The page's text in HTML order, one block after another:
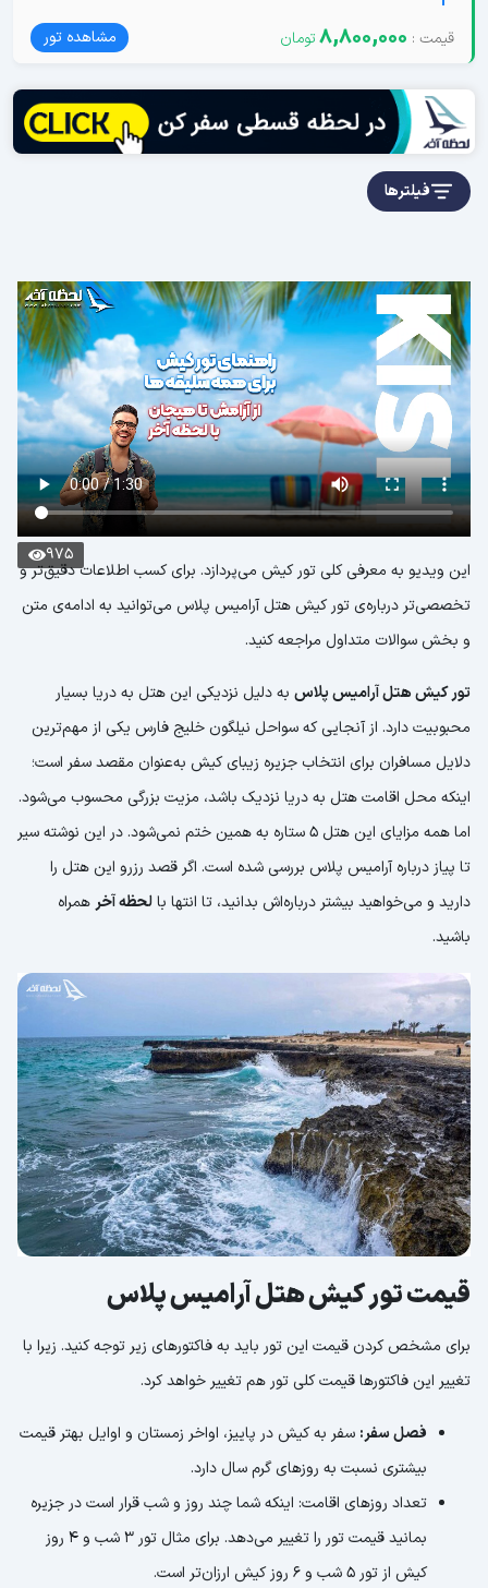
8,800,000 مشاهده تور
فیلترها
975
این ویدیو به معرفی کلی تور کیش می‌پردازد. برای کسب اطلاعات دقیق‌تر و
تخصصی‌تر درباره‌ی تور کیش هتل آرامیس پلاس می‌توانید به ادامه‌ی متن
و بخش سوالات متداول مراجعه کنید.
تور کیش هتل آرامیس پلاس به دلیل نزدیکی این هتل به دریا بسیار
محبوبیت دارد. از آنجایی که سواحل نیلگون خلیج فارس یکی از مهم‌ترین
دلایل مسافران برای انتخاب جزیره زیبای کیش به‌عنوان مقصد سفر است؛
اینکه محل اقامت هتل به دریا نزدیک باشد، مزیت بزرگی محسوب می‌شود.
اما همه مزایای این هتل 5 ستاره به همین ختم نمی‌شود. در این نوشته سیر
تا پیاز درباره آرامیس پلاس بررسی شده است. اگر قصد رزرو این هتل را
دارید و می‌خواهید بیشتر درباره‌اش بدانید، تا انتها بالحظه آخرهمراه
باشید.
قیمت تور کیش هتل آرامیس پلاس
برای مشخص کردن قیمت این تور باید به فاکتورهای زیر توجه کنید. زیرا با
تغییر این فاکتورها قیمت کلی تور هم تغییر خواهد کرد.
فصل سفر: سفر به کیش در پاییز، اواخر زمستان و اوایل بهتر قیمت
بیشتری نسبت به روزهای گرم سال دارد.
تعداد روزهای اقامت: اینکه شما چند روز و شب قرار است در جزیره
بمانید قیمت تور را تغییر می‌دهد. برای مثال تور 3 شب و 4 روز
کیش از تور 5 شب و 6 روز کیش ارزان‌تر است.